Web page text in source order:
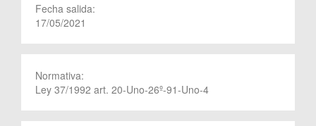
Fecha salida:
17/05/2021
Normativa:
Ley 37/1992 art. 20-Uno-26º-91-Uno-4